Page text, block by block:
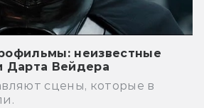
неизвестные
Дарта Вейдера
сцены, которые в